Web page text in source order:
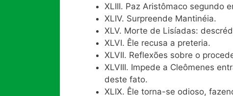
XLIII. Paz Aristômaco segundo
XLIV. Surpreende Mantinéia.
XLV. Morte de Lisíadas:
XLVI. Êle recusa a preteria.
XLVII. Reflexões sobre o
XLVIII. Impede a Cleômenes
deste fato.
XLIX. Êle torna-se odioso,